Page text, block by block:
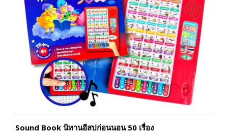
Sound Book นิทานอีสปก่อนนอน 50 เรื่อง